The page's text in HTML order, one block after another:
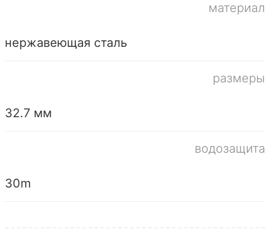
материал
нержавеющая сталь
размеры
32.7 мм
водозащита
30m